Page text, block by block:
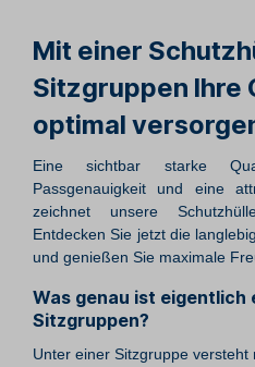
Mit einer
Sitzgruppen Ihre
optimal
Eine sichtbar starke
Passgenauigkeit und eine
zeichnet unsere
Entdecken Sie jetzt die
und genießen Sie maximale
Was genau ist eigentlich
Sitzgruppen?
Unter einer Sitzgruppe